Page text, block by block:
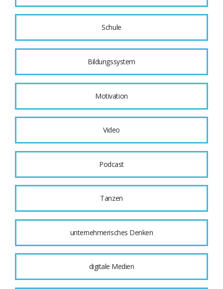
Schule
Bildungssystem
Motivation
Video
Podcast
Tanzen
unternehmerisches Denken
digitale Medien